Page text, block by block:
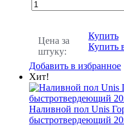
Цена за
штуку:
Купить
Купить
Добавить в избранное
Хит!
Наливной пол Unis
быстротвердеющий